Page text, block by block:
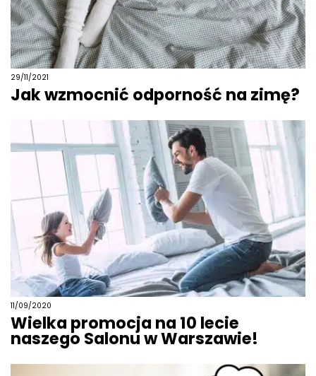
29/11/2021
Jak wzmocnić odporność na zimę?
11/09/2020
Wielka promocja na 10 lecie
naszego Salonu w Warszawie!